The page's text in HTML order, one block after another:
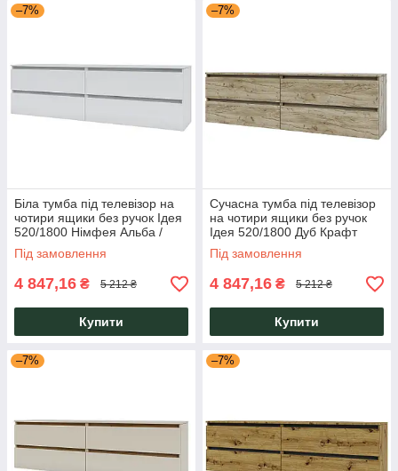
–7%
Біла тумба під телевізор на
чотири ящики без ручок Ідея
520/1800 Німфея Альба /
Німфея Альба Garant
Під замовлення
4 847,16 ₴ 5 212 ₴
Купити
–7%
Сучасна тумба під телевізор
на чотири ящики без ручок
Ідея 520/1800 Дуб Крафт
Сірий/Сатин Garant
Під замовлення
4 847,16 ₴ 5 212 ₴
Купити
–7% –7%